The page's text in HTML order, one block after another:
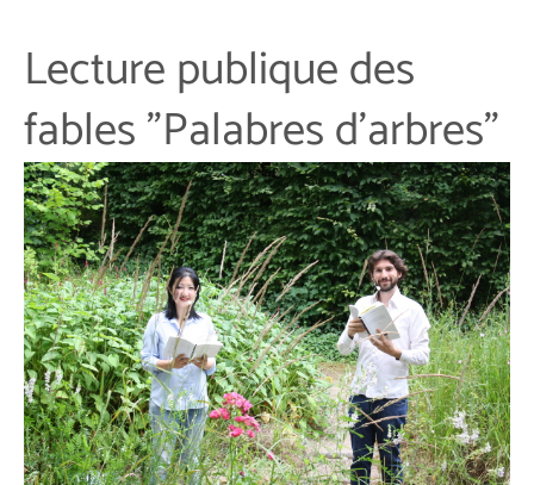
Lecture publique des
fables "Palabres d'arbres"